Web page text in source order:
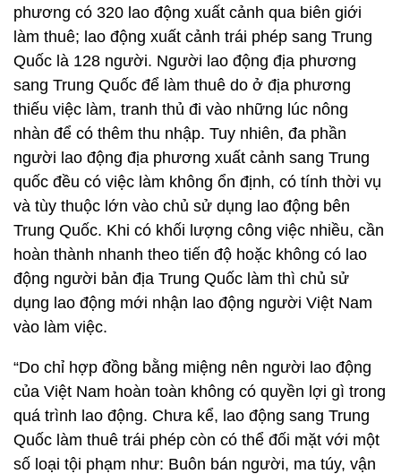
phương có 320 lao động xuất cảnh qua biên giới
làm thuê; lao động xuất cảnh trái phép sang Trung
Quốc là 128 người. Người lao động địa phương
sang Trung Quốc để làm thuê do ở địa phương
thiếu việc làm, tranh thủ đi vào những lúc nông
nhàn để có thêm thu nhập. Tuy nhiên, đa phần
người lao động địa phương xuất cảnh sang Trung
quốc đều có việc làm không ổn định, có tính thời vụ
và tùy thuộc lớn vào chủ sử dụng lao động bên
Trung Quốc. Khi có khối lượng công việc nhiều, cần
hoàn thành nhanh theo tiến độ hoặc không có lao
động người bản địa Trung Quốc làm thì chủ sử
dụng lao động mới nhận lao động người Việt Nam
vào làm việc.
“Do chỉ hợp đồng bằng miệng nên người lao động
của Việt Nam hoàn toàn không có quyền lợi gì trong
quá trình lao động. Chưa kể, lao động sang Trung
Quốc làm thuê trái phép còn có thể đối mặt với một
số loại tội phạm như: Buôn bán người, ma túy, vận